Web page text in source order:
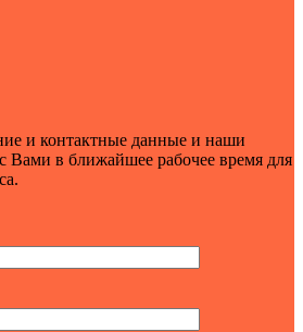
и контактные данные и наши
Вами в ближайшее рабочее время для